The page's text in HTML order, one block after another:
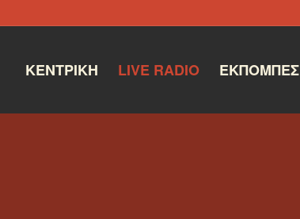
ΚΕΝΤΡΙΚΉ LIVE RADIO ΕΚΠΟΜΠΈΣ